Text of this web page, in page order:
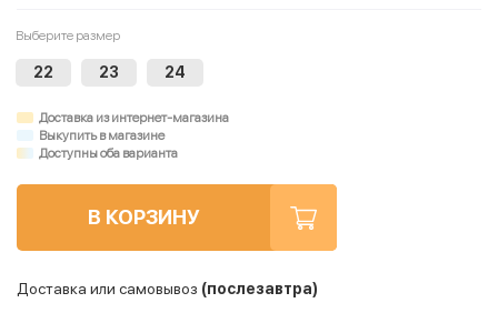
Выберите размер
22 23 24
Доставка из интернет-магазина
Выкупить в магазине
Доступны оба варианта
В КОРЗИНУ
Доставка или самовывоз (послезавтра)